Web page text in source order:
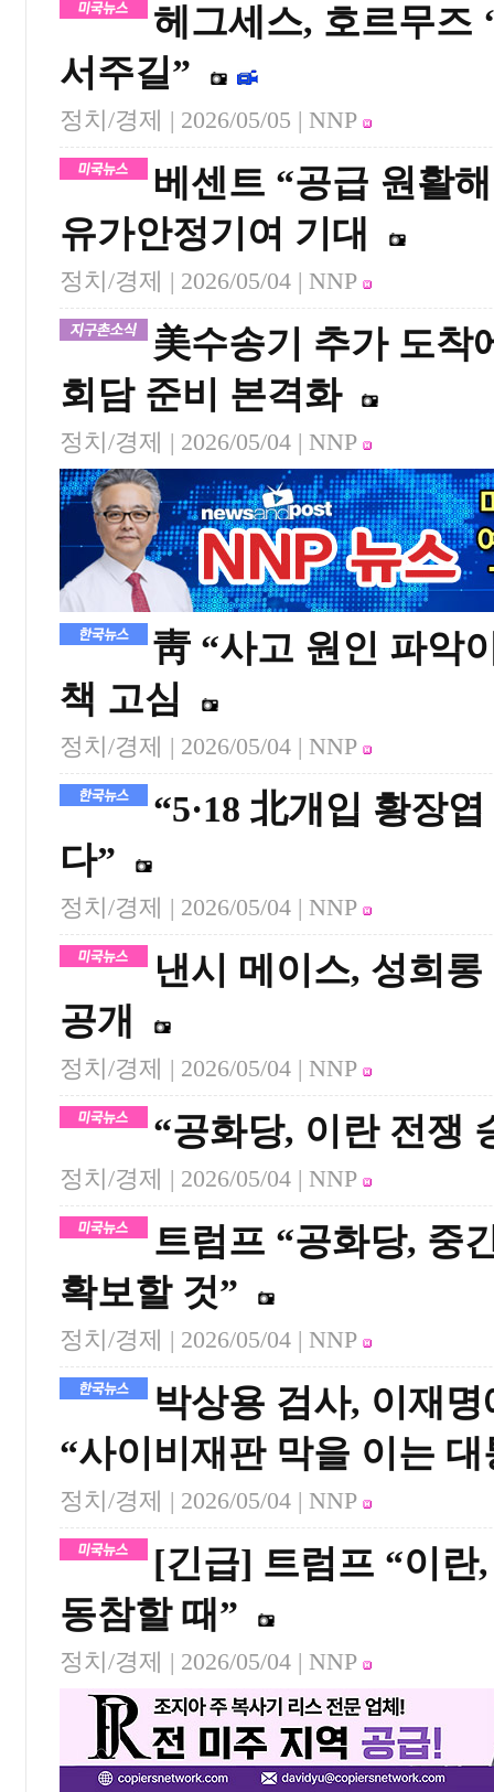
헤그세스, 호르무즈
서주길”
정치/경제 | 2026/05/05 | NNP
베센트 “공급 원활
유가안정기여 기대
정치/경제 | 2026/05/04 | NNP
美수송기 추가 도
회담 준비 본격화
정치/경제 | 2026/05/04 | NNP
靑 “사고 원인 파악
책 고심
정치/경제 | 2026/05/04 | NNP
“5·18 北개입 황장
다”
정치/경제 | 2026/05/04 | NNP
낸시 메이스, 성희
공개
정치/경제 | 2026/05/04 | NNP
“공화당, 이란 전쟁
정치/경제 | 2026/05/04 | NNP
트럼프 “공화당, 중
확보할 것”
정치/경제 | 2026/05/04 | NNP
박상용 검사, 이재
“사이비재판 막을 이는 대
정치/경제 | 2026/05/04 | NNP
[긴급] 트럼프 “이
동참할 때”
정치/경제 | 2026/05/04 | NNP